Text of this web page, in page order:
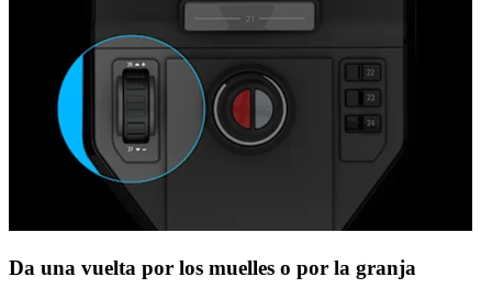
Da una vuelta por los muelles o por la granja